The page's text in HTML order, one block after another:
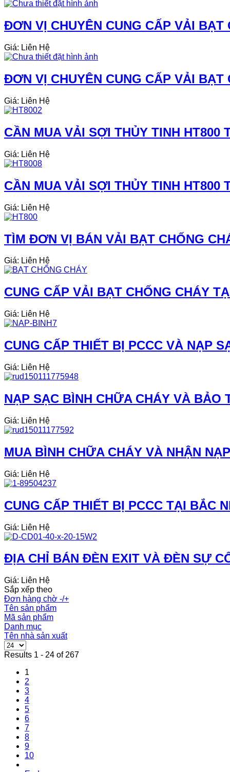
ĐƠN VỊ CHUYÊN CUNG CẤP VẢI
Giá: Liên Hệ
ĐƠN VỊ CHUYÊN CUNG CẤP VẢI
Giá: Liên Hệ
CẦN MUA VẢI SỢI THỦY TINH HT800
Giá: Liên Hệ
CẦN MUA VẢI SỢI THỦY TINH HT800
Giá: Liên Hệ
TÌM ĐƠN VỊ BÁN VẢI BẠT CHỐNG
Giá: Liên Hệ
CUNG CẤP VẢI BẠT CHỐNG CHÁY
Giá: Liên Hệ
CUNG CẤP THIẾT BỊ PCCC VÀ NẠP
Giá: Liên Hệ
NẠP SẠC BÌNH CHỮA CHÁY VÀ BẢO
Giá: Liên Hệ
MUA BÌNH CHỮA CHÁY VÀ NHẬN
Giá: Liên Hệ
CUNG CẤP THIẾT BỊ PCCC TẠI BẮC
Giá: Liên Hệ
ĐỊA CHỈ BÁN ĐÈN EXIT VÀ ĐÈN SỰ
Giá: Liên Hệ
Sắp xếp theo
Đơn hàng chờ -/+
Tên sản phẩm
Mã sản phẩm
Danh mục
Tên nhà sản xuất
Results 1 - 24 of 267
1
2
3
4
5
6
7
8
9
10